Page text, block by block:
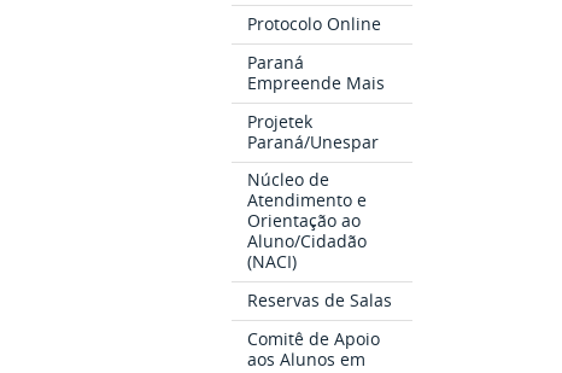
Protocolo Online
Paraná
Empreende Mais
Projetek
Paraná/Unespar
Núcleo de
Atendimento e
Orientação ao
Aluno/Cidadão
(NACI)
Reservas de Salas
Comitê de Apoio
aos Alunos em